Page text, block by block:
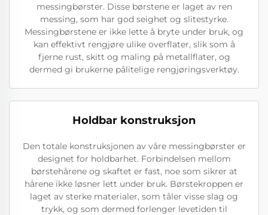
messingbørster. Disse børstene er laget av ren
messing, som har god seighet og slitestyrke.
Messingbørstene er ikke lette å bryte under bruk, og
kan effektivt rengjøre ulike overflater, slik som å
fjerne rust, skitt og maling på metallflater, og
dermed gi brukerne pålitelige rengjøringsverktøy.
Holdbar konstruksjon
Den totale konstruksjonen av våre messingbørster er
designet for holdbarhet. Forbindelsen mellom
børstehårene og skaftet er fast, noe som sikrer at
hårene ikke løsner lett under bruk. Børstekroppen er
laget av sterke materialer, som tåler visse slag og
trykk, og som dermed forlenger levetiden til